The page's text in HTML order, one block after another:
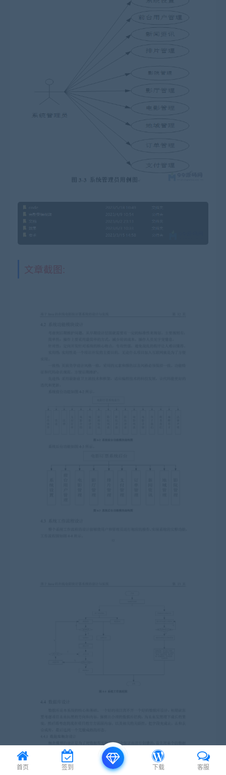
文章截图:
首页 签到 下载 客服